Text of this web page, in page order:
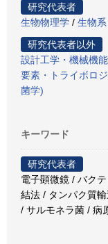
研究代表者
生物物理学 / 生物系
研究代表者以外
設計工学・機械機
要素・トライボロ
菌学)
キーワード
研究代表者
電子顕微鏡 / バク
結法 / タンパク質
/ サルモネラ菌 / 病